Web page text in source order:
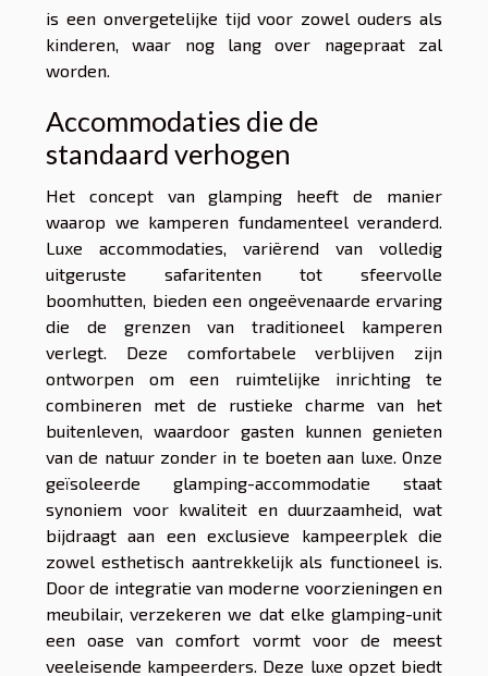
is een onvergetelijke tijd voor zowel ouders als
kinderen, waar nog lang over nagepraat zal
worden.
Accommodaties die de
standaard verhogen
Het concept van glamping heeft de manier
waarop we kamperen fundamenteel veranderd.
Luxe accommodaties, variërend van volledig
uitgeruste safaritenten tot sfeervolle
boomhutten, bieden een ongeëvenaarde ervaring
die de grenzen van traditioneel kamperen
verlegt. Deze comfortabele verblijven zijn
ontworpen om een ruimtelijke inrichting te
combineren met de rustieke charme van het
buitenleven, waardoor gasten kunnen genieten
van de natuur zonder in te boeten aan luxe. Onze
geïsoleerde glamping-accommodatie staat
synoniem voor kwaliteit en duurzaamheid, wat
bijdraagt aan een exclusieve kampeerplek die
zowel esthetisch aantrekkelijk als functioneel is.
Door de integratie van moderne voorzieningen en
meubilair, verzekeren we dat elke glamping-unit
een oase van comfort vormt voor de meest
veeleisende kampeerders. Deze luxe opzet biedt